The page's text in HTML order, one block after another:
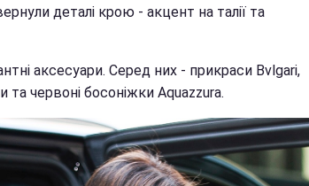
деталі крою - акцент на талії та
аксесуари. Серед них - прикраси Bvlgari,
та червоні босоніжки Aquazzura.